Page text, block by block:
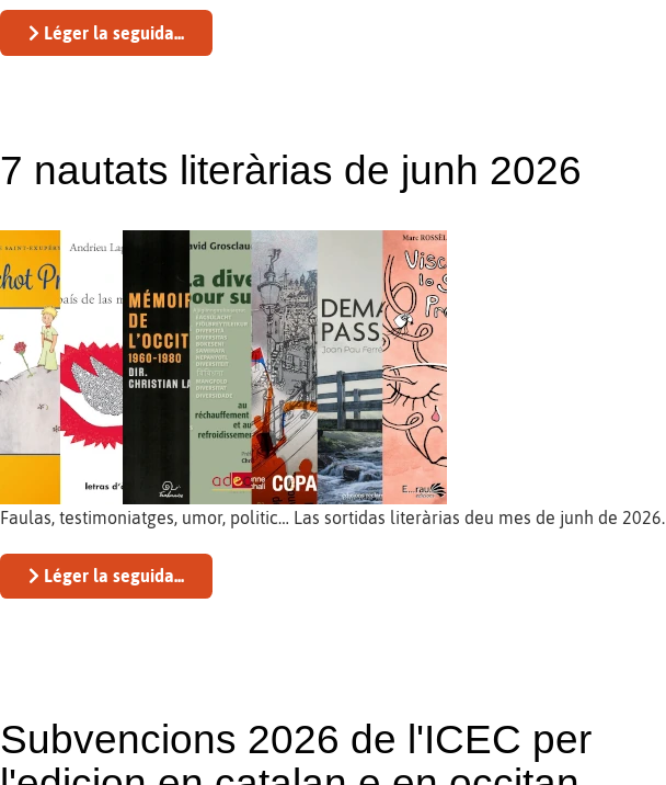
Léger la seguida...
7 nautats literàrias de junh 2026
Faulas, testimoniatges, umor, politic… Las sortidas literàrias deu mes de junh de 2026.
Léger la seguida...
Subvencions 2026 de l'ICEC per